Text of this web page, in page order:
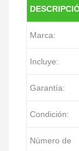
Marca:
Incluye:
Garantía:
Condición:
Número de